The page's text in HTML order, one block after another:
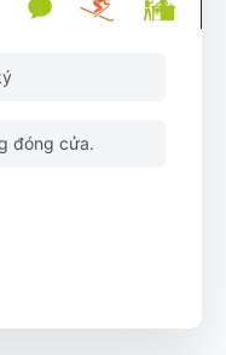
đóng cửa.